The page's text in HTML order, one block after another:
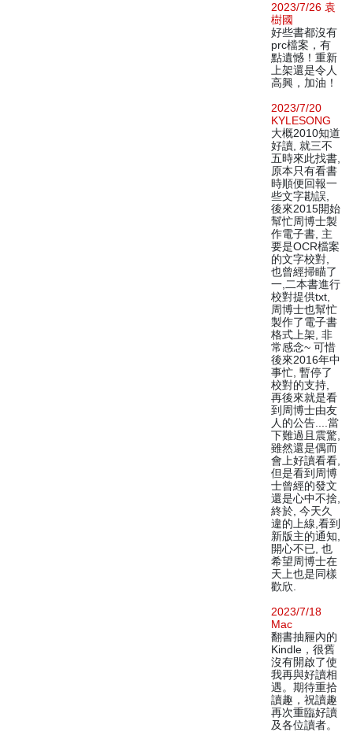
2023/7/26 袁
樹國
好些書都沒有
prc檔案，有
點遺憾！重新
上架還是令人
高興，加油！
2023/7/20
KYLESONG
大概2010知道
好讀, 就三不
五時來此找書,
原本只有看書
時順便回報一
些文字勘誤,
後來2015開始
幫忙周博士製
作電子書, 主
要是OCR檔案
的文字校對,
也曾經掃瞄了
一,二本書進行
校對提供txt,
周博士也幫忙
製作了電子書
格式上架, 非
常感念~ 可惜
後來2016年中
事忙, 暫停了
校對的支持,
再後來就是看
到周博士由友
人的公告....當
下難過且震驚,
雖然還是偶而
會上好讀看看,
但是看到周博
士曾經的發文
還是心中不捨,
終於, 今天久
違的上線,看到
新版主的通知,
開心不已, 也
希望周博士在
天上也是同樣
歡欣.
2023/7/18
Mac
翻書抽屜內的
Kindle，很舊
沒有開啟了使
我再與好讀相
遇。期待重拾
讀趣，祝讀趣
再次重臨好讀
及各位讀者。